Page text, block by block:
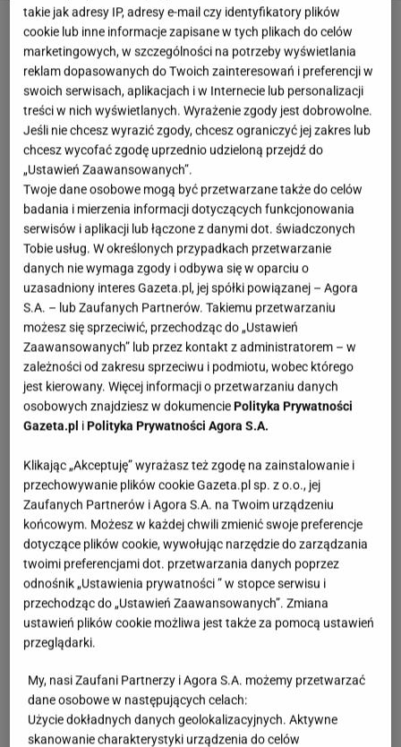
fot. Instagram @Ginger Design
OTWÓRZ GALERIĘ(3)
Czy koniec lata musiwiązać się z pożegnaniem
pięknych i niezwyklekobiecych sukienek?Mohitopo
raz kolejny udowadnia nam, że to nic bardziej
mylnego i zachwyca nową kolekcją na sezon
jesienno-zimowy. Znalazłam tam trzy piękne
sukienki w super cenach, które sprawdzą się nawet
podczas mroźnych dni i odmienią twoją garderobę.
takie jak adresy IP, adresy e-mail czy identyfikatory plików
cookie lub inne informacje zapisane w tych plikach do celów
marketingowych, w szczególności na potrzeby wyświetlania
reklam dopasowanych do Twoich zainteresowań i preferencji w
swoich serwisach, aplikacjach i w Internecie lub personalizacji
treści w nich wyświetlanych. Wyrażenie zgody jest dobrowolne.
Jeśli nie chcesz wyrazić zgody, chcesz ograniczyć jej zakres lub
chcesz wycofać zgodę uprzednio udzieloną przejdź do
„Ustawień Zaawansowanych”.
Twoje dane osobowe mogą być przetwarzane także do celów
badania i mierzenia informacji dotyczących funkcjonowania
serwisów i aplikacji lub łączone z danymi dot. świadczonych
Tobie usług. W określonych przypadkach przetwarzanie
danych nie wymaga zgody i odbywa się w oparciu o
uzasadniony interes Gazeta.pl, jej spółki powiązanej – Agora
S.A. – lub Zaufanych Partnerów. Takiemu przetwarzaniu
możesz się sprzeciwić, przechodząc do „Ustawień
Zaawansowanych” lub przez kontakt z administratorem – w
zależności od zakresu sprzeciwu i podmiotu, wobec którego
jest kierowany. Więcej informacji o przetwarzaniu danych
osobowych znajdziesz w dokumenciePolityka Prywatności
Gazeta.pl iPolityka Prywatności Agora S.A.
Klikając „Akceptuję” wyrażasz też zgodę na zainstalowanie i
przechowywanie plików cookie Gazeta.pl sp. z o.o., jej
Zaufanych Partnerów i Agora S.A. na Twoim urządzeniu
końcowym. Możesz w każdej chwili zmienić swoje preferencje
dotyczące plików cookie, wywołując narzędzie do zarządzania
twoimi preferencjami dot. przetwarzania danych poprzez
odnośnik „Ustawienia prywatności ” w stopce serwisu i
przechodząc do „Ustawień Zaawansowanych”. Zmiana
ustawień plików cookie możliwa jest także za pomocą ustawień
przeglądarki.
My, nasi Zaufani Partnerzy i Agora S.A. możemy przetwarzać
dane osobowe w następujących celach:
Użycie dokładnych danych geolokalizacyjnych. Aktywne
skanowanie charakterystyki urządzenia do celów